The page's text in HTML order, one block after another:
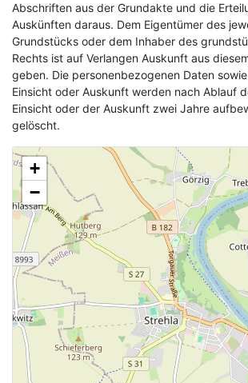
Abschriften aus der Grundakte und die
Auskünften daraus. Dem Eigentümer des
Grundstücks oder dem Inhaber des
Rechts ist auf Verlangen Auskunft aus
geben. Die personenbezogenen Daten
Einsicht oder Auskunft werden nach Ablauf
Einsicht oder der Auskunft zwei Jahre
gelöscht.
+
−